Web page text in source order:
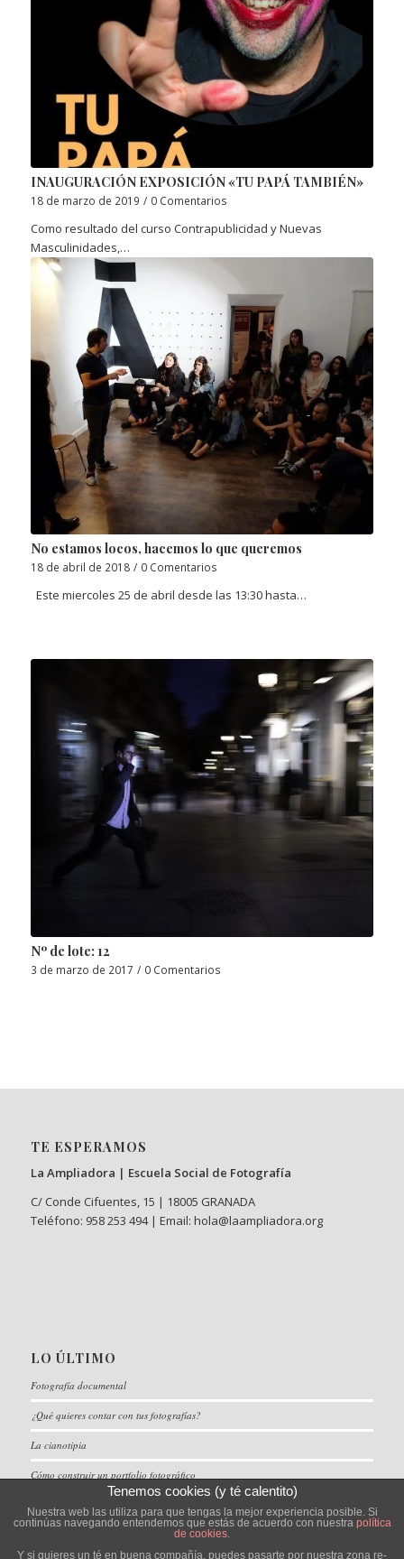
INAUGURACIÓN EXPOSICIÓN «TU PAPÁ TAMBIÉN»
18 de marzo de 2019 / 0 Comentarios
Como resultado del curso Contrapublicidad y Nuevas
Masculinidades,…
No estamos locos, hacemos lo que queremos
18 de abril de 2018 / 0 Comentarios
Este miercoles 25 de abril desde las 13:30 hasta…
Nº de lote: 12
3 de marzo de 2017 / 0 Comentarios
TE ESPERAMOS
La Ampliadora | Escuela Social de Fotografía
C/ Conde Cifuentes, 15 | 18005 GRANADA
Teléfono: 958 253 494 | Email: hola@laampliadora.org
LO ÚLTIMO
Fotografía documental
¿Qué quieres contar con tus fotografías?
La cianotipia
Cómo construir un portfolio fotográfico
Tenemos cookies (y té calentito)
Nuestra web las utiliza para que tengas la mejor experiencia posible. Si
continúas navegando entendemos que estás de acuerdo con nuestra política
de cookies.
Y si quieres un té en buena compañía, puedes pasarte por nuestra zona re-